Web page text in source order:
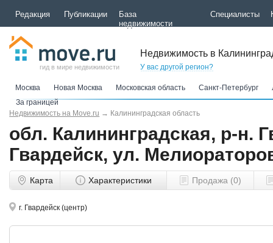
Редакция Публикации
База
недвижимости
Специалисты
гид в мире недвижимости
Недвижимость в
У вас другой регион?
Москва Новая Москва Московская область Санкт-Петербург
За границей
Недвижимость на Move.ru → Калининградская область
обл. Калининградская, р-н.
Гвардейск, ул.
Карта Характеристики Продажа (0)
г. Гвардейск (центр)